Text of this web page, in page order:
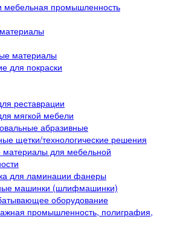
мебельная промышленность
материалы
для покраски
реставрации
мягкой мебели
абразивные
щетки/технологические решения
материалы для мебельной
для ламинации фанеры
машинки (шлифмашинки)
оборудование
промышленность, полиграфия,